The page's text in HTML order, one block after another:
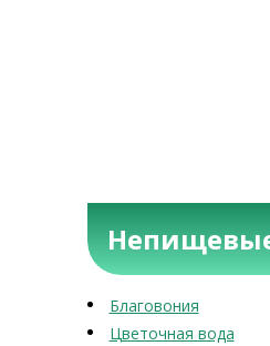
Благовония
Цветочная вода